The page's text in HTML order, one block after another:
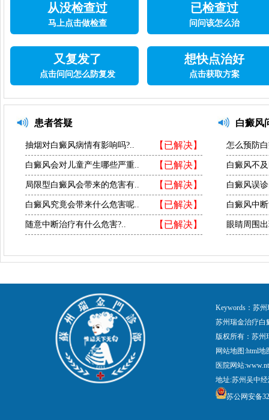
从没检查过
马上点击做检查
已检查过
问问该怎么治
又复发了
点击问问怎么防复发
想快点治好
点击获取方案
患者答疑
【已解决】
抽烟对白癜风病情有影响吗?..
【已解决】
白癜风会对儿童产生哪些严重..
【已解决】
局限型白癜风会带来的危害有..
【已解决】
白癜风究竟会带来什么危害呢..
【已解决】
随意中断治疗有什么危害?..
白癜风
怎么预防
白癜风不
白癜风误
白癜风中
眼睛周围
Keywords：苏
苏州瑞金治疗白
版权所有：苏
网站地图:html地
医院网站
地址:苏州吴中
苏公网安备